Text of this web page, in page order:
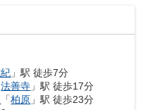
」駅 徒歩7分
法善寺 」駅 徒歩17分
「柏原 」駅 徒歩23分